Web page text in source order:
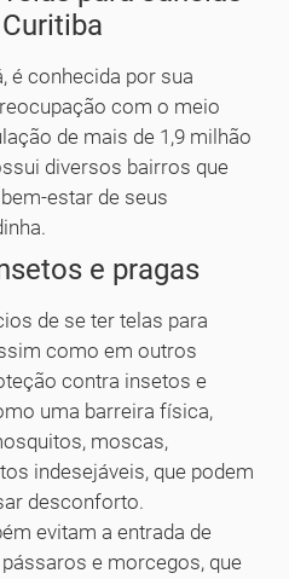
é conhecida por sua
com o meio
de mais de 1,9 milhão
diversos bairros que
estar de seus
e pragas
de se ter telas para
como em outros
contra insetos e
uma barreira física,
moscas,
indesejáveis, que podem
desconforto.
evitam a entrada de
e morcegos, que